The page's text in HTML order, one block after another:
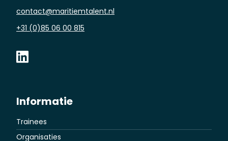
Informatie
Trainees
Organisaties
contact@maritiemtalent.nl
+31 (0)85 06 00 815